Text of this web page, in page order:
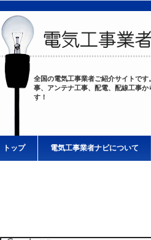
全国の電気工事業者ご紹介サイトで
事、アンテナ工事、配電、配線工事
す！
トップ 電気工事業者ナビについて